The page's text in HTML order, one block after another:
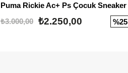
Puma Rickie Ac+ Ps Çocuk Sneaker
₺3.000,00 ₺2.250,00 %25